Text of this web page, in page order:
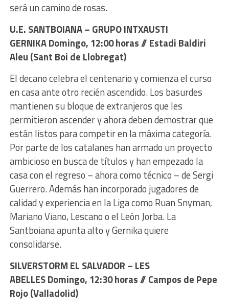
será un camino de rosas.
U.E. SANTBOIANA – GRUPO INTXAUSTI
GERNIKA Domingo, 12:00 horas // Estadi Baldiri
Aleu (Sant Boi de Llobregat)
El decano celebra el centenario y comienza el curso
en casa ante otro recién ascendido. Los basurdes
mantienen su bloque de extranjeros que les
permitieron ascender y ahora deben demostrar que
están listos para competir en la máxima categoría.
Por parte de los catalanes han armado un proyecto
ambicioso en busca de títulos y han empezado la
casa con el regreso – ahora como técnico – de Sergi
Guerrero. Además han incorporado jugadores de
calidad y experiencia en la Liga como Ruan Snyman,
Mariano Viano, Lescano o el León Jorba. La
Santboiana apunta alto y Gernika quiere
consolidarse.
SILVERSTORM EL SALVADOR – LES
ABELLES Domingo, 12:30 horas // Campos de Pepe
Rojo (Valladolid)